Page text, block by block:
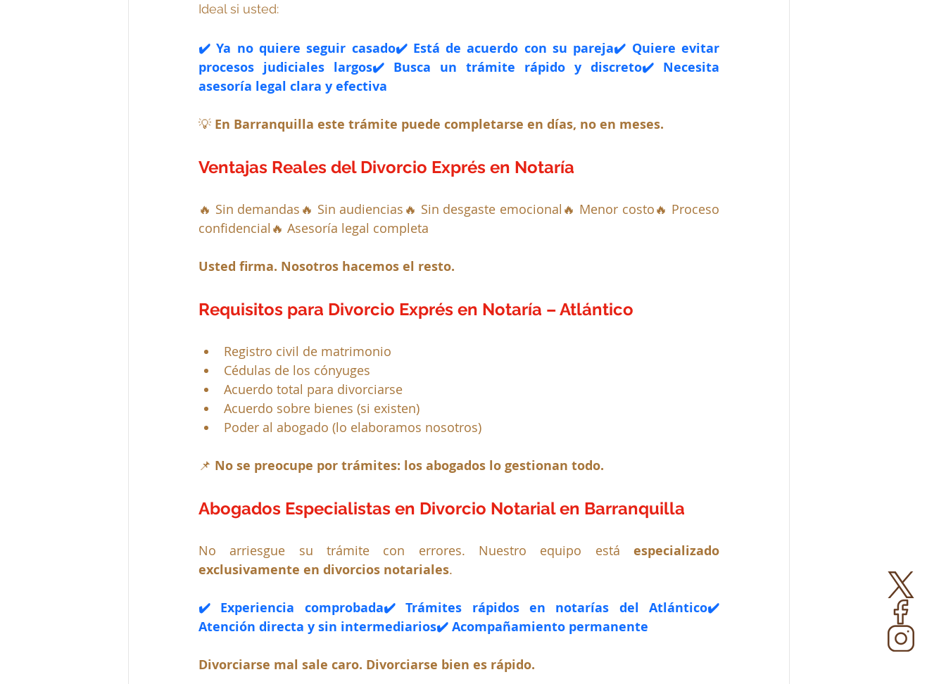
Ideal si usted:
✔️ Ya no quiere seguir casado✔️ Está de acuerdo con su pareja✔️ Quiere evitar
procesos judiciales largos✔️ Busca un trámite rápido y discreto✔️ Necesita
asesoría legal clara y efectiva
💡 En Barranquilla este trámite puede completarse en días, no en meses.
Ventajas Reales del Divorcio Exprés en Notaría
🔥 Sin demandas🔥 Sin audiencias🔥 Sin desgaste emocional🔥 Menor costo🔥 Proceso
confidencial🔥 Asesoría legal completa
Usted firma. Nosotros hacemos el resto.
Requisitos para Divorcio Exprés en Notaría – Atlántico
Registro civil de matrimonio
Cédulas de los cónyuges
Acuerdo total para divorciarse
Acuerdo sobre bienes (si existen)
Poder al abogado (lo elaboramos nosotros)
📌 No se preocupe por trámites: los abogados lo gestionan todo.
Abogados Especialistas en Divorcio Notarial en Barranquilla
No arriesgue su trámite con errores. Nuestro equipo está especializado
exclusivamente en divorcios notariales.
✔️ Experiencia comprobada✔️ Trámites rápidos en notarías del Atlántico✔️
Atención directa y sin intermediarios✔️ Acompañamiento permanente
Divorciarse mal sale caro. Divorciarse bien es rápido.